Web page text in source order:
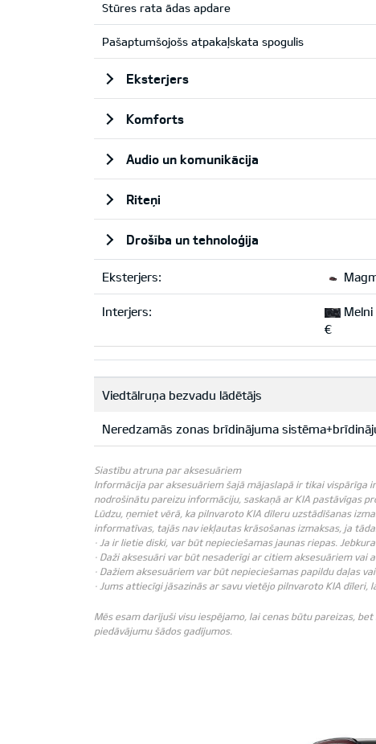
Stūres rata ādas apdare
Pašaptumšojošs atpakaļskata spogulis
Eksterjers
Komforts
Audio un komunikācija
Riteņi
Drošība un tehnoloģija
Eksterjers:
Interjers:
€
Viedtālruņa bezvadu lādētājs
Neredzamās zonas brīdinājuma
Siastību atruna par aksesuāriem
Informācija par aksesuāriem šajā mājaslapā ir tikai vispārīga
nodrošinātu pareizu informāciju, saskaņā ar KIA pastāvīgas
Lūdzu, ņemiet vērā, ka pilnvaroto KIA dīleru uzstādīšanas
informatīvas, tajās nav iekļautas krāsošanas izmaksas, ja
· Ja ir lietie diski, var būt nepieciešamas jaunas riepas.
· Daži aksesuāri var būt nesaderīgi ar citiem aksesuāriem
· Dažiem aksesuāriem var būt nepieciešamas papildu daļas
· Jums attiecīgi jāsazinās ar savu vietējo pilnvaroto KIA dīleri,
Mēs esam darījuši visu iespējamo, lai cenas būtu pareizas,
piedāvājumu šādos gadījumos.